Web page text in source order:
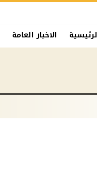
الاخبار العامة